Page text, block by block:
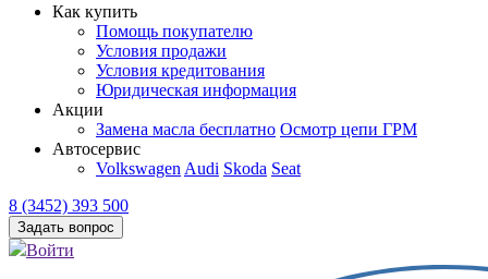
Как купить
Помощь покупателю
Условия продажи
Условия кредитования
Юридическая информация
Акции
Замена масла бесплатно Осмотр цепи ГРМ
Автосервис
Volkswagen Audi Skoda Seat
8 (3452) 393 500
Задать вопрос
Войти